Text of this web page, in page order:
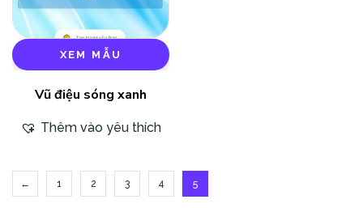
XEM MẪU
Vũ điệu sóng xanh
Thêm vào yêu thích
← 1 2 3 4 5